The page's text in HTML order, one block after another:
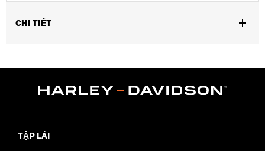
CHI TIẾT
approved. Pending approval for use in California.
vehicle
TẬP LÁI